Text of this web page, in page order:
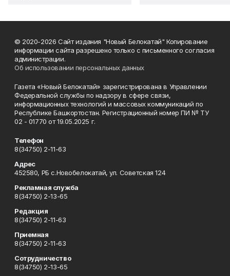
© 2020-2026 Сайт издания "Новый Белокатай" Копирование
информации сайта разрешено только с письменного согласия
администрации.
Об использовании персональных данных
Газета «Новый Белокатай» зарегистрирована в Управлении
Федеральной службы по надзору в сфере связи,
информационных технологий и массовых коммуникаций по
Республике Башкортостан. Регистрационный номер ПИ № ТУ
02 - 01770 от 19.05.2025 г.
Телефон
8(34750) 2-11-63
Адрес
452580, РБ с.Новобелокатай, ул. Советская 124
Рекламная служба
8(34750) 2-13-65
Редакция
8(34750) 2-11-63
Приемная
8(34750) 2-11-63
Сотрудничество
8(34750) 2-13-65